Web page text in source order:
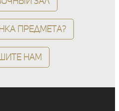
предмета?
нам